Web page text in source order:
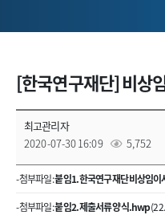
[한국연구재단] 비상
최고관리자
2020-07-30 16:09
5,752
- 첨부파일 :붙임1. 한국연구재단 비상임
- 첨부파일 :붙임2. 제출서류 양식.hwp